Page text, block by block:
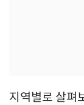
지역별로 살펴